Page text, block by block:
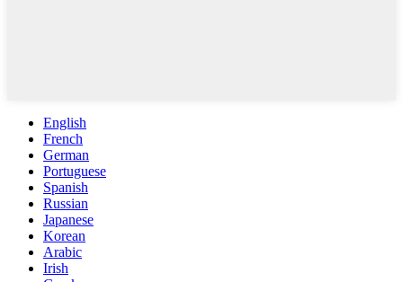
English
French
German
Portuguese
Spanish
Russian
Japanese
Korean
Arabic
Irish